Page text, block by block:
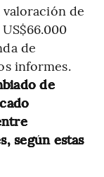
valoración de
de
informes.
de
según estas